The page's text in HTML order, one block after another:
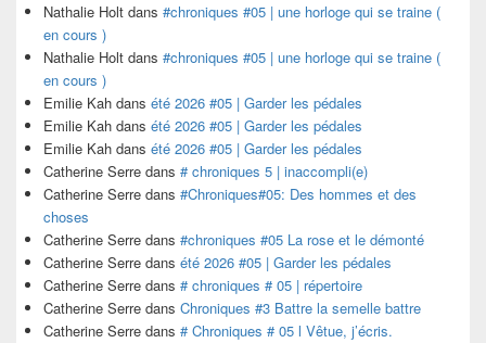
Nathalie Holt dans #chroniques #05 | une horloge qui se traine (
en cours )
Nathalie Holt dans #chroniques #05 | une horloge qui se traine (
en cours )
Emilie Kah dans été 2026 #05 | Garder les pédales
Emilie Kah dans été 2026 #05 | Garder les pédales
Emilie Kah dans été 2026 #05 | Garder les pédales
Catherine Serre dans # chroniques 5 | inaccompli(e)
Catherine Serre dans #Chroniques#05: Des hommes et des
choses
Catherine Serre dans #chroniques #05 La rose et le démonté
Catherine Serre dans été 2026 #05 | Garder les pédales
Catherine Serre dans # chroniques # 05 | répertoire
Catherine Serre dans Chroniques #3 Battre la semelle battre
Catherine Serre dans # Chroniques # 05 l Vêtue, j’écris.